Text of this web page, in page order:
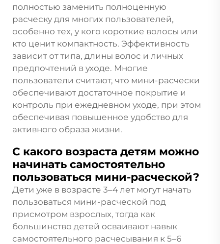
полностью заменить полноценную
расческу для многих пользователей,
особенно тех, у кого короткие волосы или
кто ценит компактность. Эффективность
зависит от типа, длины волос и личных
предпочтений в уходе. Многие
пользователи считают, что мини-расчески
обеспечивают достаточное покрытие и
контроль при ежедневном уходе, при этом
обеспечивая повышенное удобство для
активного образа жизни.
С какого возраста детям можно
начинать самостоятельно
пользоваться мини-расческой?
Дети уже в возрасте 3–4 лет могут начать
пользоваться мини-расческой под
присмотром взрослых, тогда как
большинство детей осваивают навык
самостоятельного расчесывания к 5–6